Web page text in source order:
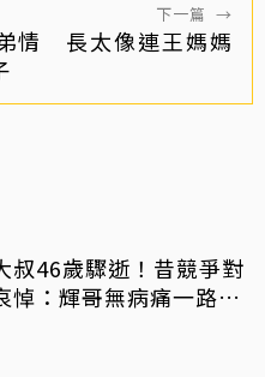
下一篇 →
情 長太像連王媽媽
叔46歲驟逝！昔競爭對
悼：輝哥無病痛一路好